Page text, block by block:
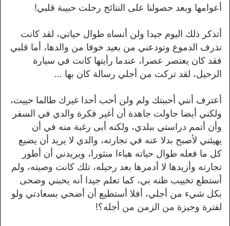
أعوامها وبعد حصولنا على النتائج رحلت حبيبة قلبي!
أتذكر ذلك اليوم جيدا ولن أنساه طوال حياتي، لقد كانت
تذرف الدموع وتودعني من بعيد خوفا من والدها، أما قلبي
فقد كان يعتصر عصرا، عندما رأيتها كانت في سيارة
الرحيل، لقد تركت من أجلي رسالة كان بها …
أعترف أنني أحببتك ولم ولن أحب أحدا غيرك طالما حييت،
ولكني أيضا حاولت جاهدة أن أغير فكرة والدي في السفر
وأن أتمم دراستي ببلدي، ولكنه أبى رغبة منه في أن
يهيئني لأصبح بدلا عنه في تجارته، والدي لا يريد أن يضيع
كل ما فعله طوال حياته هباءا منثورا، ويريدني أن أطور
تجارته وأزيدها لا أدمرها بعد رحيله، تلك كانت وصيته، ولم
أستطع تخييب ظنه بي، كما تعلم جيدا أنه يحبني وضحى
بكل شيء من أجلي، أفلا أستطيع أن أضحي بسعادتي ولو
لفترة وجيزة من الزمن من أجله؟!